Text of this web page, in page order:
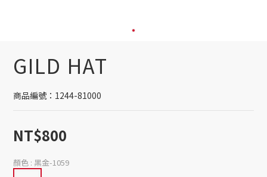
GILD HAT
商品編號：1244-81000
NT$800
顏色 : 黑金-1059